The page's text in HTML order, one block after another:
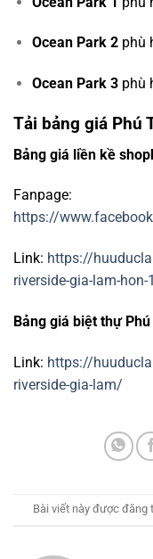
Ocean Park 2phù
Ocean Park 3phù
Tải bảng giá Phú
Bảng giá liền kề
Fanpage:
https://
Link: https://
riverside-gia-lam-hon-
Bảng giá biệt thự
Link: https://
riverside-gia-lam/
Bài viết này được đăng